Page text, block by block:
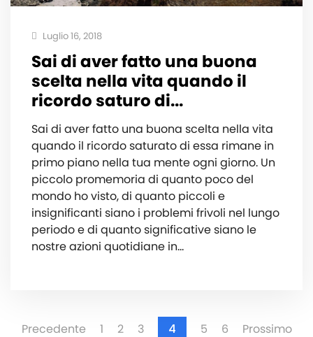
Luglio 16, 2018
Sai di aver fatto una buona
scelta nella vita quando il
ricordo saturo di...
Sai di aver fatto una buona scelta nella vita
quando il ricordo saturato di essa rimane in
primo piano nella tua mente ogni giorno. Un
piccolo promemoria di quanto poco del
mondo ho visto, di quanto piccoli e
insignificanti siano i problemi frivoli nel lungo
periodo e di quanto significative siano le
nostre azioni quotidiane in...
Precedente 1 2 3 4 5 6 Prossimo